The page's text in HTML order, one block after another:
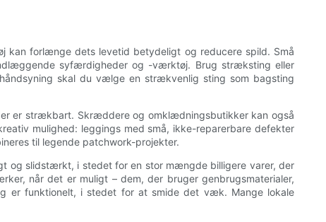
kan forlænge dets levetid betydeligt og reducere spild. Små
syfærdigheder og -værktøj. Brug stræksting eller
skal du vælge en strækvenlig sting som bagsting
er strækbart. Skræddere og omklædningsbutikker kan også
mulighed: leggings med små, ikke-reparerbare defekter
til legende patchwork-projekter.
og slidstærkt, i stedet for en stor mængde billigere varer, der
når det er muligt – dem, der bruger genbrugsmaterialer,
er funktionelt, i stedet for at smide det væk. Mange lokale